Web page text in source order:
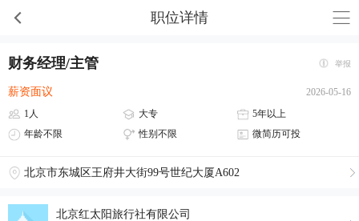
职位详情
财务经理/主管 举报
薪资面议
2026-05-16
1人
大专
5年以上
年龄不限
性别不限 微简历可投
北京市东城区王府井大街99号世纪大厦A602
北京红太阳旅行社有限公司